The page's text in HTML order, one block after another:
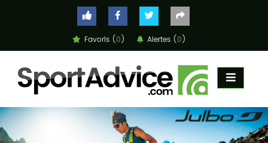
Favoris (0) Alertes (0)
COMPARATEUR
CONSEILS